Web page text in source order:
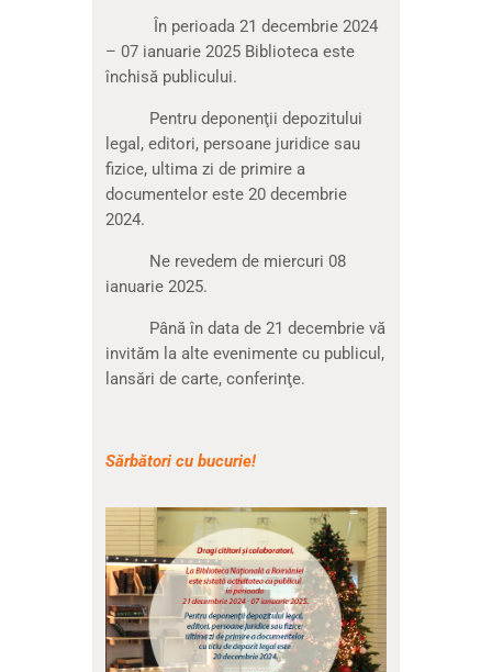
În perioada 21 decembrie 2024
– 07 ianuarie 2025 Biblioteca este
închisă publicului.
Pentru deponenţii depozitului
legal, editori, persoane juridice sau
fizice, ultima zi de primire a
documentelor este 20 decembrie
2024.
Ne revedem de miercuri 08
ianuarie 2025.
Până în data de 21 decembrie vă
invităm la alte evenimente cu publicul,
lansări de carte, conferinţe.
Sărbători cu bucurie!